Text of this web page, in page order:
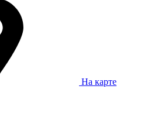
На карте